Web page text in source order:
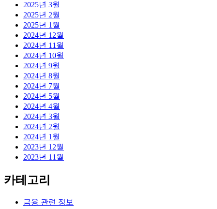
2025년 3월
2025년 2월
2025년 1월
2024년 12월
2024년 11월
2024년 10월
2024년 9월
2024년 8월
2024년 7월
2024년 5월
2024년 4월
2024년 3월
2024년 2월
2024년 1월
2023년 12월
2023년 11월
카테고리
금융 관련 정보